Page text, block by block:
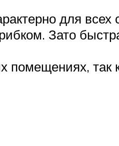
для
Зато
помещениях,